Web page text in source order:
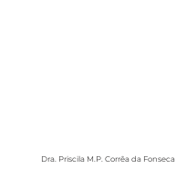
Dra. Priscila M.P. Corrêa da Fonseca